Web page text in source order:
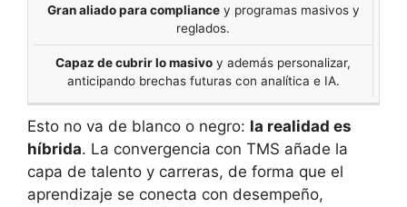
Gran aliado para compliancey programas masivos y
reglados.
Capaz de cubrir lo masivo y además personalizar,
anticipando brechas futuras con analítica e IA.
Esto no va de blanco o negro: la realidad es
híbrida. La convergencia con TMS añade la
capa de talento y carreras, de forma que el
aprendizaje se conecta con desempeño,